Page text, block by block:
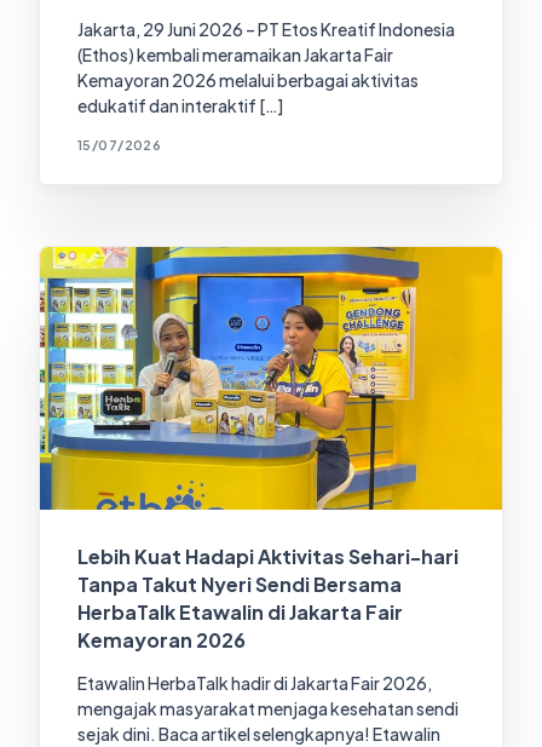
Jakarta, 29 Juni 2026 – PT Etos Kreatif Indonesia
(Ethos) kembali meramaikan Jakarta Fair
Kemayoran 2026 melalui berbagai aktivitas
edukatif dan interaktif […]
15/07/2026
Lebih Kuat Hadapi Aktivitas Sehari-hari
Tanpa Takut Nyeri Sendi Bersama
HerbaTalk Etawalin di Jakarta Fair
Kemayoran 2026
Etawalin HerbaTalk hadir di Jakarta Fair 2026,
mengajak masyarakat menjaga kesehatan sendi
sejak dini. Baca artikel selengkapnya! Etawalin